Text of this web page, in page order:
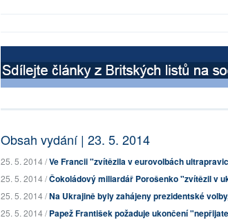
Obsah vydání | 23. 5. 2014
25. 5. 2014 /Ve Francii "zvítězila v eurovolbách
25. 5. 2014 /Čokoládový miliardář Porošenko "zvítězil v
25. 5. 2014 /Na Ukrajině byly zahájeny prezidentské
25. 5. 2014 /Papež František požaduje ukončení